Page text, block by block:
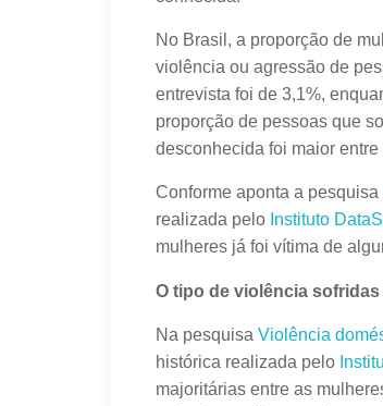
No Brasil, a proporção de
violência ou agressão de
entrevista foi de 3,1%,
proporção de pessoas que
desconhecida foi maior
Conforme aponta a pesquisa
realizada pelo Instituto
mulheres já foi vítima de
O tipo de violência sofridas
Na pesquisa Violência
histórica realizada pelo
majoritárias entre as